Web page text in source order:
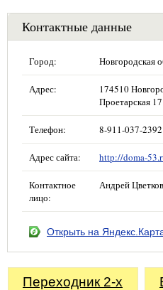
Контактные данные
Город: Новгородская
Адрес:
174510
Проетарская 17
Телефон: 8-911-037-2392
Адрес сайта: http://doma-
Контактное
лицо:
Андрей Цветков
Открыть на
Переходник 2-х